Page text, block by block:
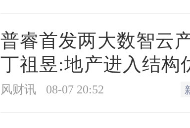
开盘时间暂无资料
地址：江夏江夏区江夏大道明泽街（碧桂
最新优惠、楼盘活动通
普睿首发两大数智云
丁祖昱:地产进入结构
阶段
风财讯 08-07 20:52